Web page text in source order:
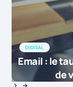
DIGITAL
Email : le
de